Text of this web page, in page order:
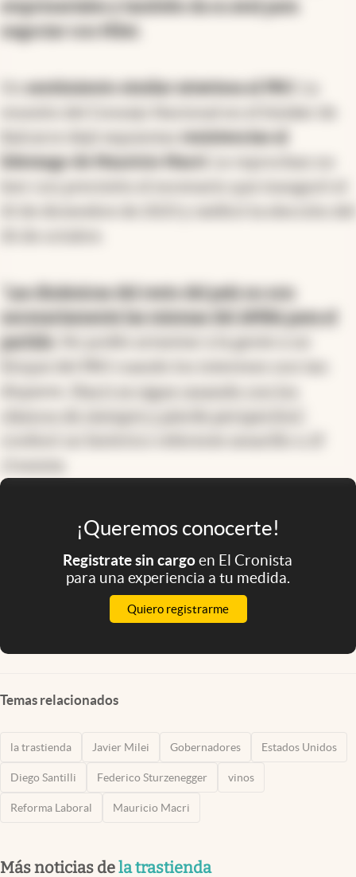
empresariales y también da su aval para
negociar con Milei.
sentimiento similar atraviesa al PRO
resistencias al
liderazgo de Mauricio Macri
leer con precisión el escenario que inauguró el
Las dinámicas del resto del país no son
necesariamente las mismas del AMBA para el
partido
Macri se sigue casando con los
¡Queremos conocerte!
Registrate sin cargoen El Cronista
para una experiencia a tu medida.
Quiero registrarme
Temas relacionados
la trastienda Javier Milei Gobernadores Estados Unidos
Diego Santilli Federico Sturzenegger vinos
Reforma Laboral Mauricio Macri
Más noticias dela trastienda